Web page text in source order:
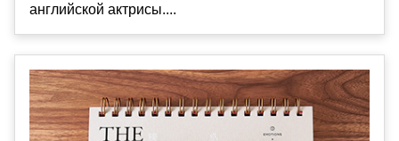
английской актрисы....